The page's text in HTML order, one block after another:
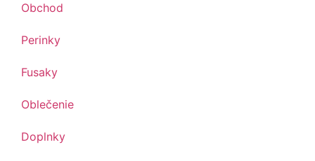
Obchod
Perinky
Fusaky
Oblečenie
Doplnky